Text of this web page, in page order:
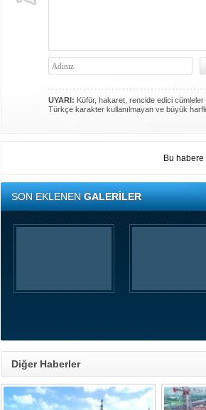
UYARI: Küfür, hakaret, rencide edici cümleler
Türkçe karakter kullanılmayan ve büyük
Bu
SON EKLENENGALERİLER
Diğer Haberler